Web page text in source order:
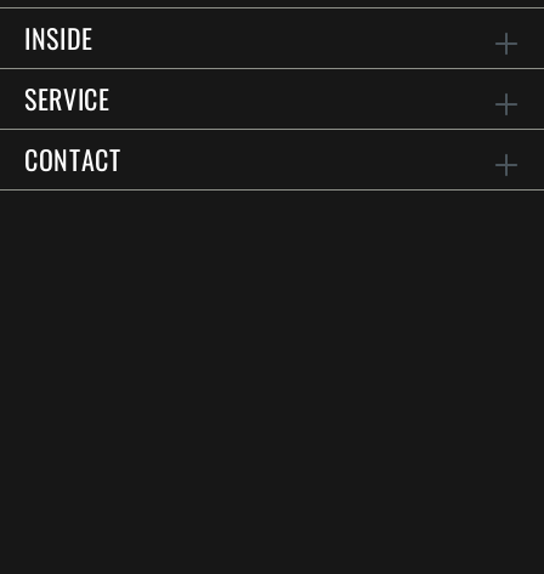
INSIDE
SERVICE
CONTACT